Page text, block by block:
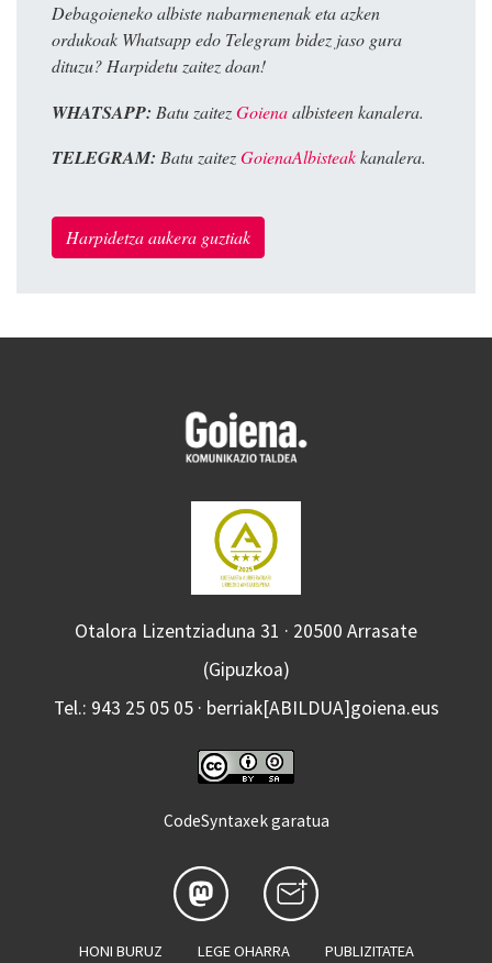
Debagoieneko albiste nabarmenenak eta azken
ordukoak Whatsapp edo Telegram bidez jaso gura
dituzu? Harpidetu zaitez doan!
WHATSAPP: Batu zaitezGoienaalbisteen kanalera.
TELEGRAM: Batu zaitezGoienaAlbisteakkanalera.
Harpidetza aukera guztiak
Otalora Lizentziaduna 31 · 20500 Arrasate
(Gipuzkoa)
Tel.: 943 25 05 05 · berriak[ABILDUA]goiena.eus
CodeSyntaxek garatua
HONI BURUZ LEGE OHARRA PUBLIZITATEA